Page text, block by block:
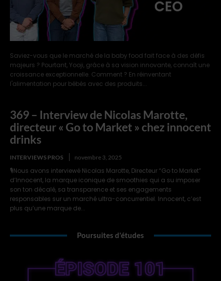
Poursuites d'études
Saviez-vous que le marché de la baby food fait face à des défis
majeurs ? Pourtant, Yooji, grâce à sa vision innovante, connaît une
croissance exceptionnelle. Comment ? En réinventant
l'alimentation pour bébés avec des produits...
369 – Interview de Nicolas Marotte,
directeur « Go to Market » chez innocent
drinks
INTERVIEWS PROS novembre 3, 2025
🎙️Nous avons interviewé Nicolas Marotte, Directeur “Go to Market”
d’Innocent, la marque iconique de smoothies qui a su imposer
son ton décalé, sa transparence et ses engagements
responsables sur un marché ultra-concurrentiel. Innocent, c’est
plus qu’une marque de...